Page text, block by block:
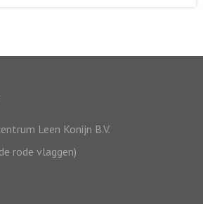
Leen Konijn B.V.
rode vlaggen)